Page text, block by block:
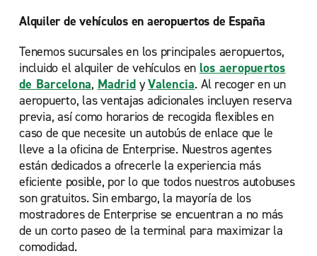
Alquiler de vehículos en aeropuertos de España
Tenemos sucursales en los principales aeropuertos,
incluido el alquiler de vehículos en los aeropuertos
de Barcelona, Madrid yValencia. Al recoger en un
aeropuerto, las ventajas adicionales incluyen reserva
previa, así como horarios de recogida flexibles en
caso de que necesite un autobús de enlace que le
lleve a la oficina de Enterprise. Nuestros agentes
están dedicados a ofrecerle la experiencia más
eficiente posible, por lo que todos nuestros autobuses
son gratuitos. Sin embargo, la mayoría de los
mostradores de Enterprise se encuentran a no más
de un corto paseo de la terminal para maximizar la
comodidad.